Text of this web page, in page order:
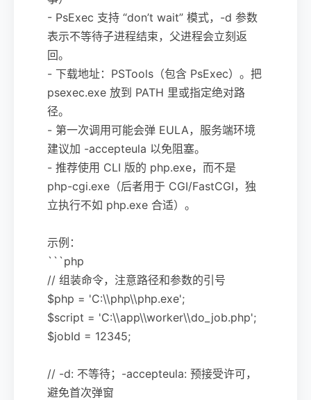
- PsExec 支持 “don’t wait” 模式，-d 参数
表示不等待子进程结束，父进程会立刻返
回。
- 下载地址：PSTools（包含 PsExec）。把
psexec.exe 放到 PATH 里或指定绝对路
径。
- 第一次调用可能会弹 EULA，服务端环境
建议加 -accepteula 以免阻塞。
- 推荐使用 CLI 版的 php.exe，而不是
php-cgi.exe（后者用于 CGI/FastCGI，独
立执行不如 php.exe 合适）。
示例：
```php
// 组装命令，注意路径和参数的引号
$php = 'C:\\php\\php.exe';
$script = 'C:\\app\\worker\\do_job.php';
$jobId = 12345;
// -d: 不等待；-accepteula: 预接受许可，
避免首次弹窗